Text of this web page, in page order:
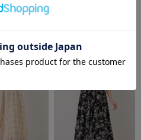
スリーブジャ
5件
¥3,773
2BUY10%OFF